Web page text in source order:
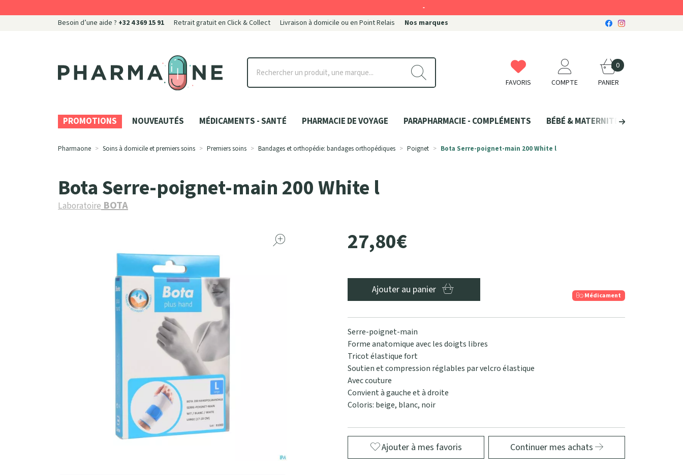
Besoin d’une aide ? +32 4 369 15 91 Retrait gratuit en Click & Collect Livraison à domicile ou en Point Relais Nos marques
Pharmaone Votre pharmacie en ligne à votre service FAVORIS COMPTE PANIER
0
PROMOTIONS NOUVEAUTÉS MÉDICAMENTS - SANTÉ PHARMACIE DE VOYAGE PARAPHARMACIE - COMPLÉMENTS BÉBÉ & MATERNITÉ
Pharmaone Soins à domicile et premiers soins Premiers soins Bandages et orthopédie: bandages orthopédiques Poignet Bota Serre-poignet-main 200 White l
Bota Serre-poignet-main 200 White l
LaboratoireBOTA
27,80€
Ajouter au panier Médicament
Serre-poignet-main
Forme anatomique avec les doigts libres
Tricot élastique fort
Soutien et compression réglables par velcro élastique
Avec couture
Convient à gauche et à droite
Coloris: beige, blanc, noir
Ajouter à mes favoris Continuer mes achats